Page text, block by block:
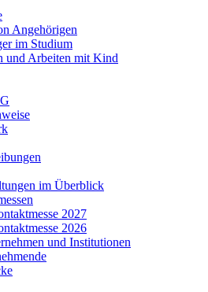
Angehörigen
im Studium
und Arbeiten mit Kind
im Überblick
2027
2026
und Institutionen